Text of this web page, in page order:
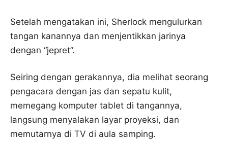
Setelah mengatakan ini, Sherlock mengulurkan
tangan kanannya dan menjentikkan jarinya
dengan “jepret”.
Seiring dengan gerakannya, dia melihat seorang
pengacara dengan jas dan sepatu kulit,
memegang komputer tablet di tangannya,
langsung menyalakan layar proyeksi, dan
memutarnya di TV di aula samping.